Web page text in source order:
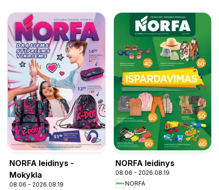
NORFA leidinys -
Mokykla
08.06 - 2026.08.19
NORFA leidinys
08.06 - 2026.08.19
NORFA